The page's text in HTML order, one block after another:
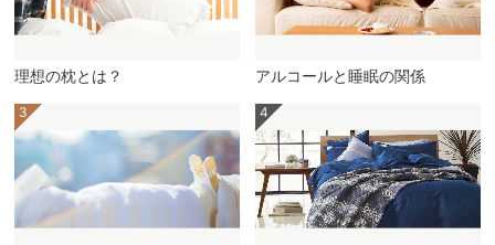
理想の枕とは？ アルコールと睡眠の関係